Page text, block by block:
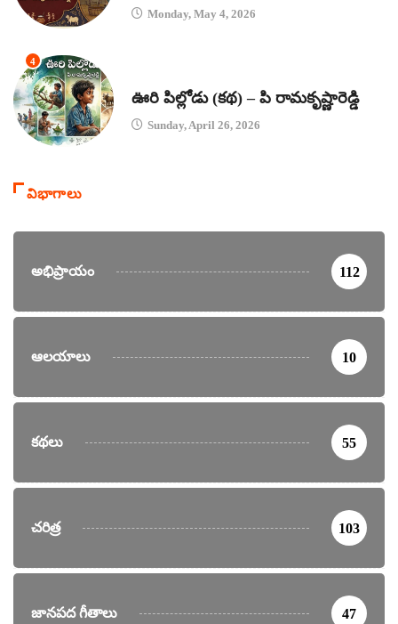
Monday, May 4, 2026
4
ఊరి పిల్లోడు (కథ) – పి రామకృష్ణారెడ్డి
Sunday, April 26, 2026
విభాగాలు
అభిప్రాయం 112
ఆలయాలు 10
కథలు 55
చరిత్ర 103
జానపద గీతాలు 47